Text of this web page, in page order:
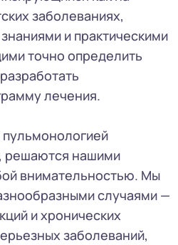
заболеваниях,
и практическими
точно определить
лечения.
решаются нашими
внимательностью. Мы
случаями —
и хронических
заболеваний,